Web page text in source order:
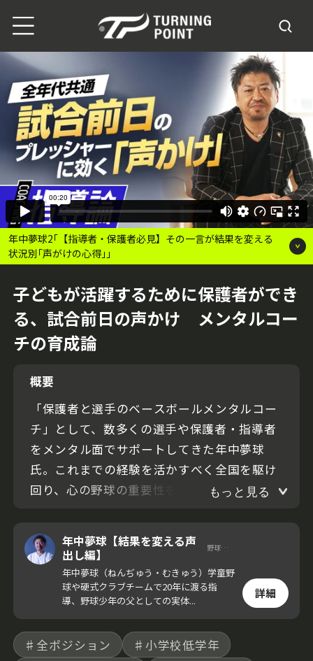
年中夢球2｢【指導者・保護者必見】その一言が結果を変える
状況別｢声がけの心得｣｣
子どもが活躍するために保護者ができ
る、試合前日の声かけ メンタルコー
チの育成論
概要
「保護者と選手のベースボールメンタルコー
チ」として、数多くの選手や保護者・指導者
をメンタル面でサポートしてきた年中夢球
氏。これまでの経験を活かすべく全国を駆け
回り、心の野球の重要性を講演会などで発信
今回の動画では年中夢球氏が、子どもが活躍
するための試合前日の声がけの方法を伝え
もっと見る
年中夢球【結果を変える声
出し編】
野球講演家
年中夢球（ねんぢゅう・むきゅう）学童野
球や硬式クラブチームで20年に渡る指
導、野球少年の父としての実体...
詳細
♯全ポジション
♯小学校低学年